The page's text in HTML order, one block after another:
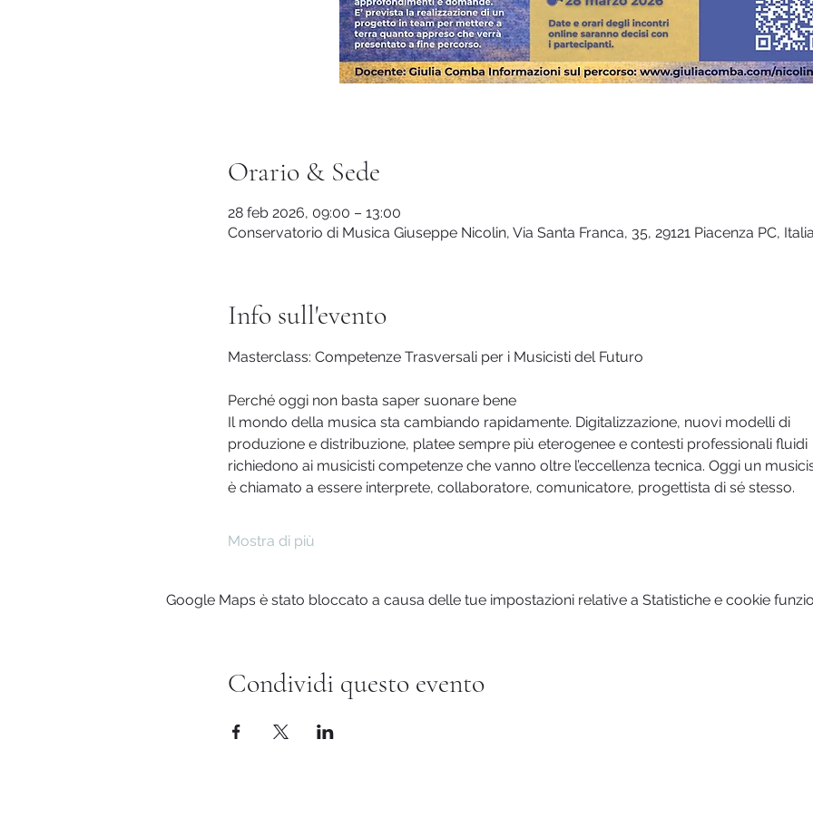
Orario & Sede
28 feb 2026, 09:00 – 13:00
Conservatorio di Musica Giuseppe Nicolin, Via Santa Franca, 35, 29121 Piacenza PC,
Info sull'evento
Masterclass: Competenze Trasversali per i Musicisti del Futuro
Perché oggi non basta saper suonare bene
Il mondo della musica sta cambiando rapidamente. Digitalizzazione, nuovi modelli di
produzione e distribuzione, platee sempre più eterogenee e contesti professionali fluidi
richiedono ai musicisti competenze che vanno oltre l’eccellenza tecnica. Oggi un
è chiamato a essere interprete, collaboratore, comunicatore, progettista di sé stesso.
Mostra di più
Google Maps è stato bloccato a causa delle tue impostazioni relative a Statistiche e cookie
Condividi questo evento